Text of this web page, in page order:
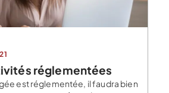
réglementées
est réglementée, il faudra bien